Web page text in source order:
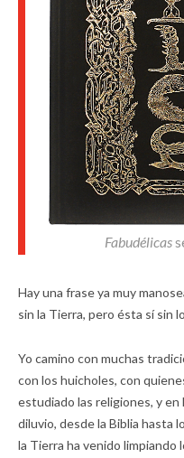
Fabudélicas
Hay una frase ya muy
sin la Tierra, pero ésta sí sin
Yo camino con muchas
con los huicholes, con
estudiado las religiones, y en
diluvio, desde la Biblia hasta
la Tierra ha venido limpiando